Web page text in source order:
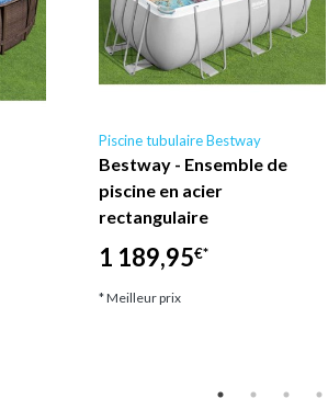
Piscine tubulaire Bestway
Bestway - Ensemble de
piscine en acier
rectangulaire
1 189,95€*
* Meilleur prix